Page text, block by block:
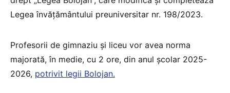
Legea învățământului preuniversitar nr. 198/2023.
Profesorii de gimnaziu și liceu vor avea norma
majorată, în medie, cu 2 ore, din anul școlar 2025-
2026, potrivit legii Bolojan.